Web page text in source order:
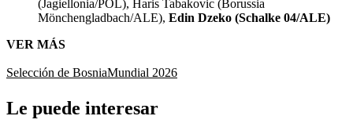
(Jagiellonia/POL), Haris Tabakovic (Borussia
Mönchengladbach/ALE), Edin Dzeko (Schalke 04/ALE)
VER MÁS
Selección de BosniaMundial 2026
Le puede interesar